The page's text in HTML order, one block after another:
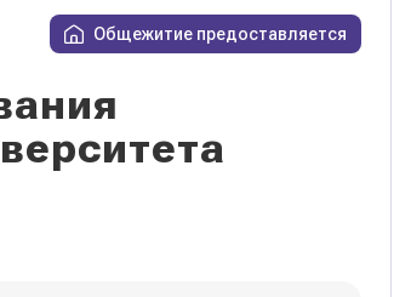
Общежитие предоставляется